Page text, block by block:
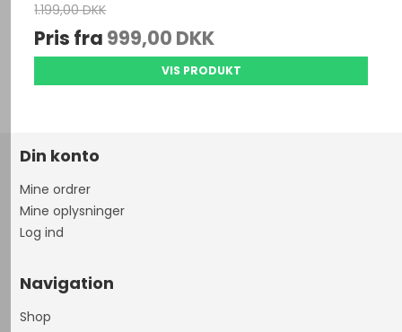
1.199,00 DKK
Pris fra 999,00 DKK
VIS PRODUKT
Din konto
Mine ordrer
Mine oplysninger
Log ind
Navigation
Shop